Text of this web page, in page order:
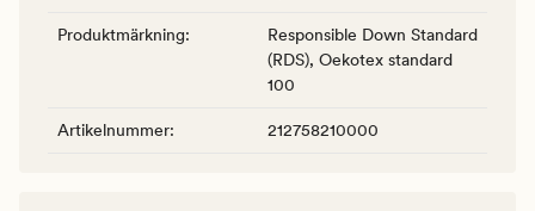
Produktmärkning:
Responsible Down Standard
(RDS), Oekotex standard
100
Artikelnummer: 212758210000